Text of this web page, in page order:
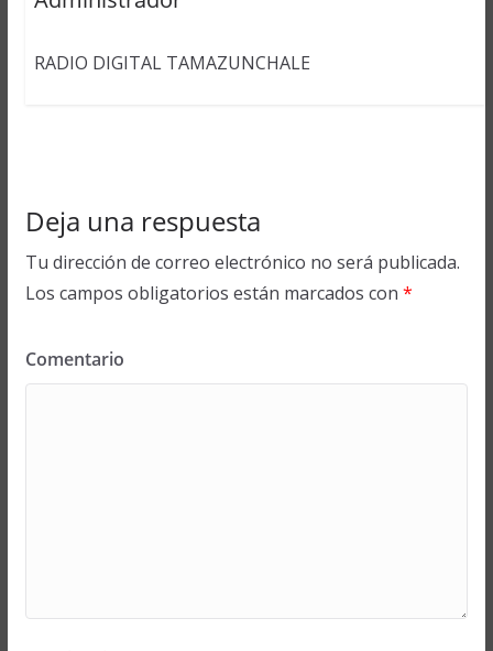
RADIO DIGITAL TAMAZUNCHALE
Deja una respuesta
Tu dirección de correo electrónico no será publicada.
Los campos obligatorios están marcados con *
Comentario